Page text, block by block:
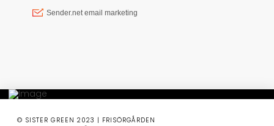
© SISTER GREEN 2023 | FRISÖRGÅRDEN